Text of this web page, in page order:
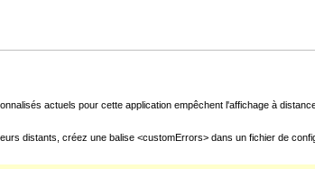
actuels pour cette application empêchent l'affichage à
distants, créez une balise <customErrors> dans un fichier de